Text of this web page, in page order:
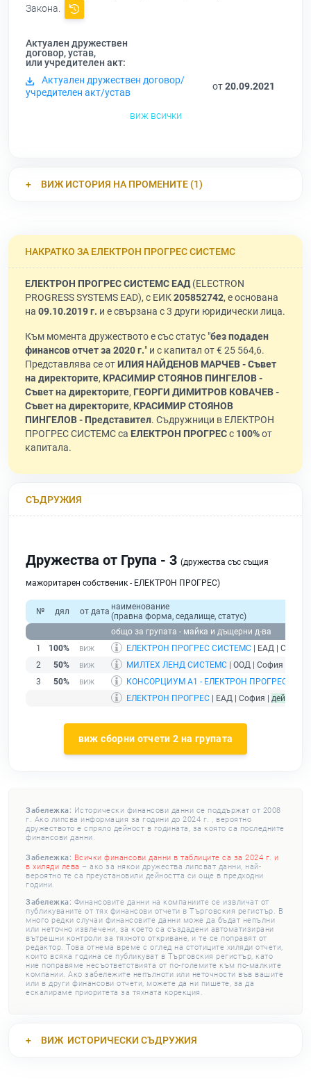
Закона.
Актуален дружествен
договор, устав,
или учредителен акт:
Актуален дружествен договор/
учредителен акт/устав
от20.09.2021
виж всички
ВИЖ ИСТОРИЯ НА ПРОМЕНИТЕ (1)
НАКРАТКО ЗА ЕЛЕКТРОН ПРОГРЕС СИСТЕМС
ЕЛЕКТРОН ПРОГРЕС СИСТЕМС ЕАД(ELECTRON
PROGRESS SYSTEMS EAD), с ЕИК205852742, е основана
на 09.10.2019 г. и е свързана с 3 други юридически лица.
Към момента дружеството е със статус "без подаден
финансов отчет за 2020 г." и с капитал от € 25 564,6.
Представлява се отИЛИЯ НАЙДЕНОВ МАРЧЕВ - Съвет
на директорите, КРАСИМИР СТОЯНОВ ПИНГЕЛОВ -
Съвет на директорите, ГЕОРГИ ДИМИТРОВ КОВАЧЕВ -
Съвет на директорите, КРАСИМИР СТОЯНОВ
ПИНГЕЛОВ - Представител. Съдружници в ЕЛЕКТРОН
ПРОГРЕС СИСТЕМС са ЕЛЕКТРОН ПРОГРЕСс 100%от
капитала.
СЪДРУЖИЯ
Дружества от Група - 3 (дружества със същия
мажоритарен собственик - ЕЛЕКТРОН ПРОГРЕС)
№ дял от дата наименование
(правна форма, седалище, статус)
общо за групата - майка и дъщерни д-ва
1
100% ЕЛЕКТРОН ПРОГРЕС СИСТЕМС | ЕАД | София
2
50% МИЛТЕХ ЛЕНД СИСТЕМС | ООД | София |
3
50%
КОНСОРЦИУМ А1 - ЕЛЕКТРОН ПРОГРЕС ДЗЗД
ЕЛЕКТРОН ПРОГРЕС | ЕАД | София | действащ
виж сборни отчети 2 на групата
Забележка: Исторически финансови данни се поддържат от 2008
г. Ако липсва информация за години до 2024 г. , вероятно
дружеството е спряло дейност в годината, за която са последните
финансови данни.
Забележка: Всички финансови данни в таблиците са за 2024 г. и
в хиляди лева – ако за някои дружества липсват данни, най-
вероятно те са преустановили дейността си още в предходни
години.
Забележка: Финансовите данни на компаниите се извличат от
публикуваните от тях финансови отчети в Търговския регистър. В
много редки случаи финансовите данни може да бъдат непълни
или неточно извлечени, за което са създадени автоматизирани
вътрешни контроли за тяхното откриване, и те се поправят от
редактор. Това отнема време с оглед на стотиците хиляди отчети,
които всяка година се публикуват в Търговския регистър, като
ние поправяме несъответствията от по-големите към по-малките
компании. Ако забележите непълноти или неточности във вашите
или в други финансови отчети, можете да ни пишете, за да
ескалираме приоритета за тяхната корекция.
ВИЖ ИСТОРИЧЕСКИ СЪДРУЖИЯ